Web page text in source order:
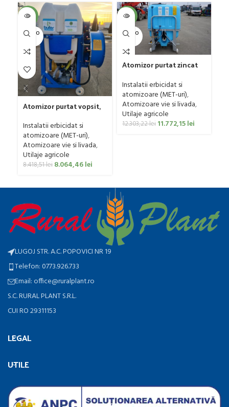
-4%
SOLD O
UT
Atomizor purtat vopsit,
Bufer, model Ronda
Clasic, 200 litri
Instalatii erbicidat si
atomizoare (MET-uri),
Atomizoare vie si livada,
Utilaje agricole
8.418,51lei 8.064,46lei
-4%
SOLD O
UT
Atomizor purtat zincat
Bufer, model Ronda,
300 litri
Instalatii erbicidat si
atomizoare (MET-uri),
Atomizoare vie si livada,
Utilaje agricole
12.303,22lei 11.772,15lei
LUGOJ STR. A.C. POPOVICI NR 19
Telefon: 0773.926.733
Email: office@ruralplant.ro
S.C. RURAL PLANT S.R.L.
CUI RO 29311153
LEGAL
UTILE